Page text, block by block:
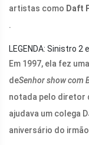
artistas como Daft
.
LEGENDA: Sinistro
Em 1997, ela fez
deSenhor showcom
notada pelo diretor
ajudava um colega
aniversário do